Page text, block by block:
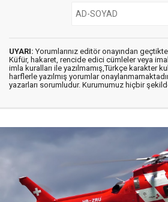
UYARI: Yorumlarınız editör onayından
Küfür, hakaret, rencide edici cümleler veya
imla kuralları ile yazılmamış,Türkçe karakter
harflerle yazılmış yorumlar
yazarları sorumludur. Kurumumuz hiçbir